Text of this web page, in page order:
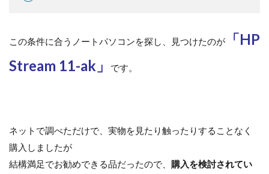
この条件に合うノートパソコンを探し、見つけたのが
「HP
Stream 11-ak」
です。
ネットで調べただけで、実物を見たり触ったりすることなく
購入しましたが
結構満足でお勧めできる品だったので、 購入を検討されてい